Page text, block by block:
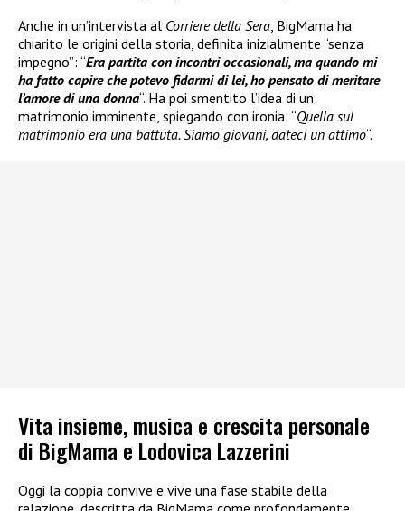
Anche in un’intervista al Corriere della Sera, BigMama ha
chiarito le origini della storia, definita inizialmente “senza
impegno”: “Era partita con incontri occasionali, ma quando mi
ha fatto capire che potevo fidarmi di lei, ho pensato di meritare
l’amore di una donna“. Ha poi smentito l’idea di un
matrimonio imminente, spiegando con ironia: “Quella sul
matrimonio era una battuta. Siamo giovani, dateci un attimo“.
Vita insieme, musica e crescita personale
di BigMama e Lodovica Lazzerini
Oggi la coppia convive e vive una fase stabile della